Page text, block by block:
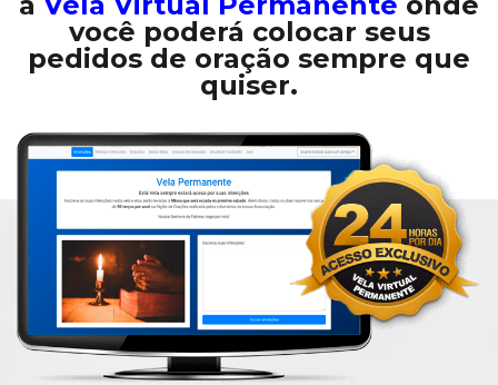
você poderá colocar seus
pedidos de oração sempre que
quiser.